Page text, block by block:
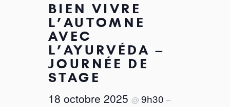
BIEN VIVRE
L’AUTOMNE
AVEC
L’AYURVÉDA –
JOURNÉE DE
STAGE
18 octobre 2025 @ 9h30 –